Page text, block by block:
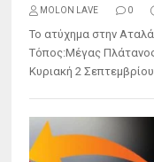
MOLON LAVE 0
Το ατύχημα στην
Τόπος:Μέγας
Κυριακή 2